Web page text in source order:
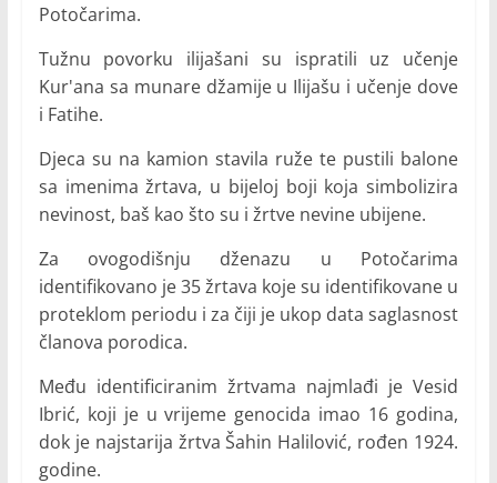
Potočarima.
Tužnu povorku ilijašani su ispratili uz učenje
Kur'ana sa munare džamije u Ilijašu i učenje dove
i Fatihe.
Djeca su na kamion stavila ruže te pustili balone
sa imenima žrtava, u bijeloj boji koja simbolizira
nevinost, baš kao što su i žrtve nevine ubijene.
Za ovogodišnju dženazu u Potočarima
identifikovano je 35 žrtava koje su identifikovane u
proteklom periodu i za čiji je ukop data saglasnost
članova porodica.
Među identificiranim žrtvama najmlađi je Vesid
Ibrić, koji je u vrijeme genocida imao 16 godina,
dok je najstarija žrtva Šahin Halilović, rođen 1924.
godine.